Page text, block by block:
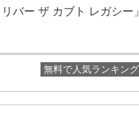
リバー ザ カブト レガシー
無料で人気ランキン